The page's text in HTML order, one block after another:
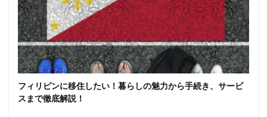
フィリピンに移住したい！暮らしの魅力から手続き、サービ
スまで徹底解説！